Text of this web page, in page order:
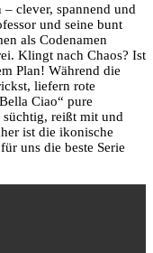
– clever, spannend und
und seine bunt
als Codenamen
Klingt nach Chaos? Ist
Plan! Während die
liefern rote
Ciao“ pure
süchtig, reißt mit und
ist die ikonische
uns die beste Serie